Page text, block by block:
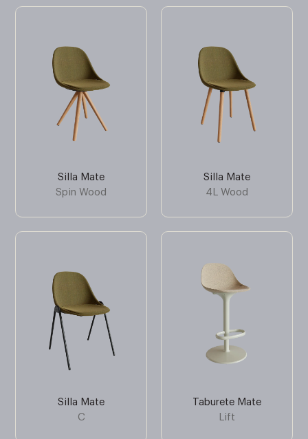
Silla Mate
Spin Wood
Silla Mate
4L Wood
Silla Mate
C
Taburete Mate
Lift